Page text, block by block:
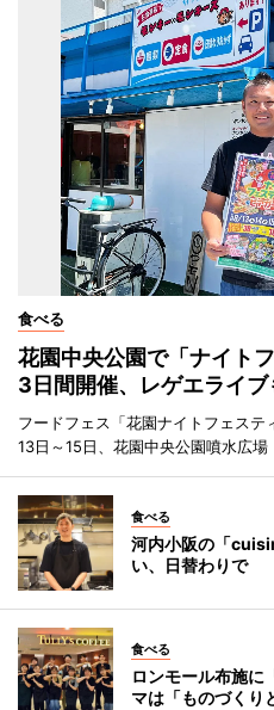
食べる
花園中央公園で「ナイト
3日間開催、レゲエライブ
フードフェス「花園ナイトフェス
13日～15日、花園中央公園噴水広場
食べる
河内小阪の「
い、日替わりで
食べる
ロンモール布施
マは「ものづくり